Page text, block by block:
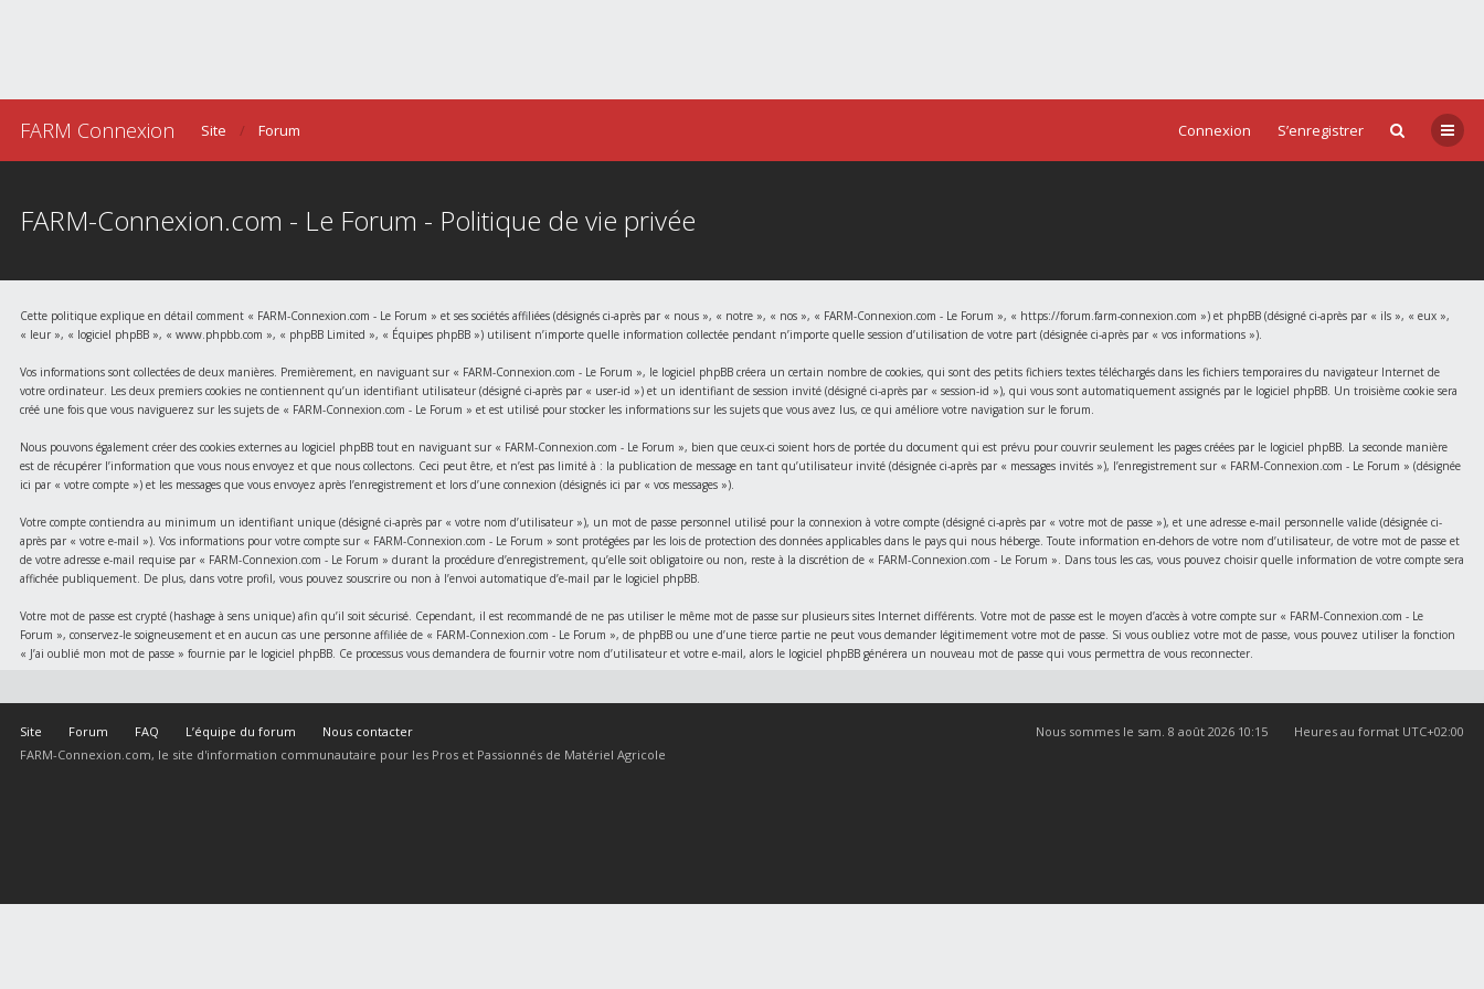
FARM Connexion Connexion S’enregistrer
Site Forum
FARM-Connexion.com - Le Forum - Politique de vie privée
Cette politique explique en détail comment « FARM-Connexion.com - Le Forum » et ses sociétés affiliées (désignés ci-après par « nous », « notre », « nos », « FARM-Connexion.com - Le Forum », « https://forum.farm-connexion.com ») et phpBB (désigné ci-après par « ils », « eux »,
« leur », « logiciel phpBB », « www.phpbb.com », « phpBB Limited », « Équipes phpBB ») utilisent n’importe quelle information collectée pendant n’importe quelle session d’utilisation de votre part (désignée ci-après par « vos informations »).
Vos informations sont collectées de deux manières. Premièrement, en naviguant sur « FARM-Connexion.com - Le Forum », le logiciel phpBB créera un certain nombre de cookies, qui sont des petits fichiers textes téléchargés dans les fichiers temporaires du navigateur Internet de
votre ordinateur. Les deux premiers cookies ne contiennent qu’un identifiant utilisateur (désigné ci-après par « user-id ») et un identifiant de session invité (désigné ci-après par « session-id »), qui vous sont automatiquement assignés par le logiciel phpBB. Un troisième cookie sera
créé une fois que vous naviguerez sur les sujets de « FARM-Connexion.com - Le Forum » et est utilisé pour stocker les informations sur les sujets que vous avez lus, ce qui améliore votre navigation sur le forum.
Nous pouvons également créer des cookies externes au logiciel phpBB tout en naviguant sur « FARM-Connexion.com - Le Forum », bien que ceux-ci soient hors de portée du document qui est prévu pour couvrir seulement les pages créées par le logiciel phpBB. La seconde manière
est de récupérer l’information que vous nous envoyez et que nous collectons. Ceci peut être, et n’est pas limité à : la publication de message en tant qu’utilisateur invité (désignée ci-après par « messages invités »), l’enregistrement sur « FARM-Connexion.com - Le Forum » (désignée
ici par « votre compte ») et les messages que vous envoyez après l’enregistrement et lors d’une connexion (désignés ici par « vos messages »).
Votre compte contiendra au minimum un identifiant unique (désigné ci-après par « votre nom d’utilisateur »), un mot de passe personnel utilisé pour la connexion à votre compte (désigné ci-après par « votre mot de passe »), et une adresse e-mail personnelle valide (désignée ci-
après par « votre e-mail »). Vos informations pour votre compte sur « FARM-Connexion.com - Le Forum » sont protégées par les lois de protection des données applicables dans le pays qui nous héberge. Toute information en-dehors de votre nom d’utilisateur, de votre mot de passe et
de votre adresse e-mail requise par « FARM-Connexion.com - Le Forum » durant la procédure d’enregistrement, qu’elle soit obligatoire ou non, reste à la discrétion de « FARM-Connexion.com - Le Forum ». Dans tous les cas, vous pouvez choisir quelle information de votre compte sera
affichée publiquement. De plus, dans votre profil, vous pouvez souscrire ou non à l’envoi automatique d’e-mail par le logiciel phpBB.
Votre mot de passe est crypté (hashage à sens unique) afin qu’il soit sécurisé. Cependant, il est recommandé de ne pas utiliser le même mot de passe sur plusieurs sites Internet différents. Votre mot de passe est le moyen d’accès à votre compte sur « FARM-Connexion.com - Le
Forum », conservez-le soigneusement et en aucun cas une personne affiliée de « FARM-Connexion.com - Le Forum », de phpBB ou une d’une tierce partie ne peut vous demander légitimement votre mot de passe. Si vous oubliez votre mot de passe, vous pouvez utiliser la fonction
« J’ai oublié mon mot de passe » fournie par le logiciel phpBB. Ce processus vous demandera de fournir votre nom d’utilisateur et votre e-mail, alors le logiciel phpBB générera un nouveau mot de passe qui vous permettra de vous reconnecter.
Site Forum FAQ L’équipe du forum Nous contacter Heures au format UTC+02:00
Nous sommes le sam. 8 août 2026 10:15
FARM-Connexion.com, le site d'information communautaire pour les Pros et Passionnés de Matériel Agricole